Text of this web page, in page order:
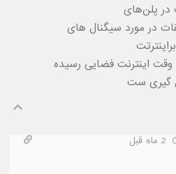
در پلن‌های
در مورد سیگنال های
اینترنت فضایی رسیده
گیری ست